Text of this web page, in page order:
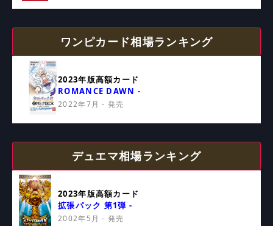
ワンピカード相場ランキング
2023年版高額カード
ROMANCE DAWN -
2022年7月 - 発売
デュエマ相場ランキング
2023年版高額カード
拡張パック 第1弾 -
2002年5月 - 発売